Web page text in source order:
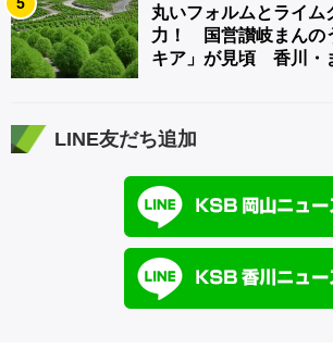
丸いフォルムとライム
力！ 国営讃岐まんの
キア」が見頃 香川・
LINE友だち追加